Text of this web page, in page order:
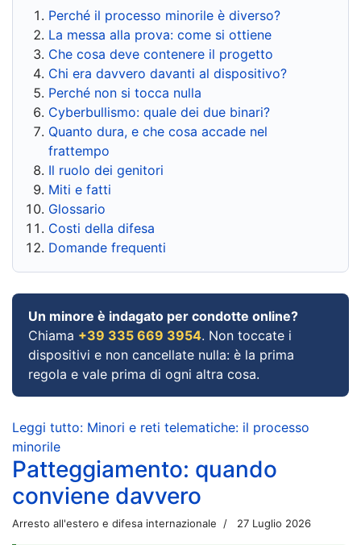
Perché il processo minorile è diverso?
La messa alla prova: come si ottiene
Che cosa deve contenere il progetto
Chi era davvero davanti al dispositivo?
Perché non si tocca nulla
Cyberbullismo: quale dei due binari?
Quanto dura, e che cosa accade nel
frattempo
Il ruolo dei genitori
Miti e fatti
Glossario
Costi della difesa
Domande frequenti
Un minore è indagato per condotte online?
Chiama +39 335 669 3954. Non toccate i
dispositivi e non cancellate nulla: è la prima
regola e vale prima di ogni altra cosa.
Leggi tutto: Minori e reti telematiche: il processo
minorile
Patteggiamento: quando
conviene davvero
Arresto all'estero e difesa internazionale 27 Luglio 2026